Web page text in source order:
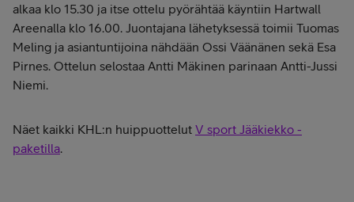
alkaa klo 15.30 ja itse ottelu pyörähtää käyntiin Hartwall
Areenalla klo 16.00. Juontajana lähetyksessä toimii Tuomas
Meling ja asiantuntijoina nähdään Ossi Väänänen sekä Esa
Pirnes. Ottelun selostaa Antti Mäkinen parinaan Antti-Jussi
Niemi.
Näet kaikki KHL:n huippuottelut V sport Jääkiekko -
paketilla.